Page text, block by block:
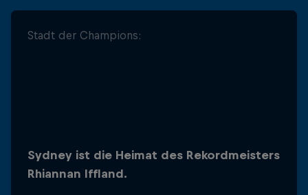
Stadt der Champions:
Sydney ist die Heimat des Rekordmeisters
Rhiannan Iffland.
2024 wird das Saisonfinale zum dritten
Mal in Folge "down under" ausgetragen!